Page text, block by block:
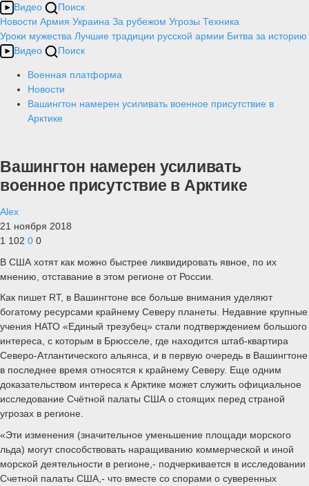
Видео
Поиск
Новости Армия Украина За рубежом Угрозы Техника
Уроки мужества Лучшие традиции русской армии Битва за историю
Видео
Поиск
Военная платформа
Новости
Вашингтон намерен усиливать военное присутствие в
Арктике
Вашингтон намерен усиливать
военное присутствие в Арктике
Alex
21 ноября 2018
1 102 0 0
В США хотят как можно быстрее ликвидировать явное, по их
мнению, отставание в этом регионе от России.
Как пишет RT, в Вашингтоне все больше внимания уделяют
богатому ресурсами крайнему Северу планеты. Недавние крупные
учения НАТО «Единый трезубец» стали подтверждением большого
интереса, с которым в Брюсселе, где находится штаб-квартира
Северо-Атлантического альянса, и в первую очередь в Вашингтоне
в последнее время относятся к крайнему Северу. Еще одним
доказательством интереса к Арктике может служить официальное
исследование Счётной палаты США о стоящих перед страной
угрозах в регионе.
«Эти изменения (значительное уменьшение площади морского
льда) могут способствовать наращиванию коммерческой и иной
морской деятельности в регионе,- подчеркивается в исследовании
Счетной палаты США,- что вместе со спорами о суверенных